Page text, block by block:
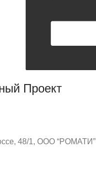
Проект
48/1, ООО “РОМАТИ”